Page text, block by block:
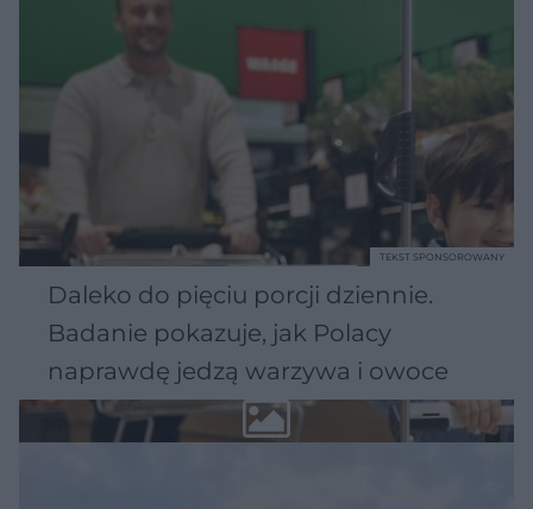
Daleko do pięciu porcji dziennie.
Badanie pokazuje, jak Polacy
naprawdę jedzą warzywa i owoce
TEKST SPONSOROWANY